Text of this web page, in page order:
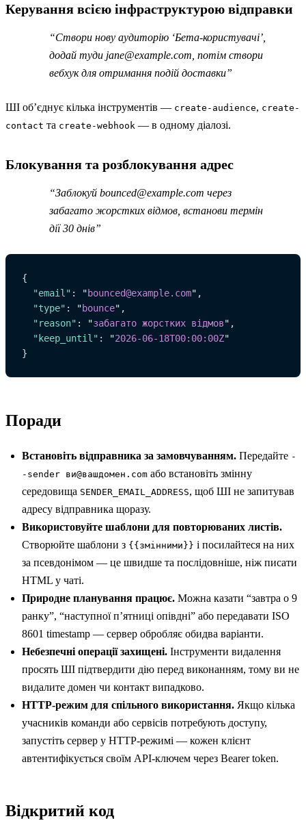
Керування всією інфраструктурою відправки
“Створи нову аудиторію ‘Бета-користувачі’,
додай туди jane@example.com , потім створи
вебхук для отримання подій доставки”
ШІ об’єднує кілька інструментів — create-audience, create-
contact та create-webhook — в одному діалозі.
Блокування та розблокування адрес
“Заблокуй bounced@example.com через
забагато жорстких відмов, встанови термін
дії 30 днів”
{
  "email"
: "bounced@example.com" ,
  "type"
: "bounce" ,
  "reason"
: "забагато жорстких відмов" ,
  "keep_until"
: "2026-06-18T00:00:00Z"
}
Поради
Встановіть відправника за замовчуванням. Передайте -
-sender ви@вашдомен.com або встановіть змінну
середовища SENDER_EMAIL_ADDRESS, щоб ШІ не запитував
адресу відправника щоразу.
Використовуйте шаблони для повторюваних листів.
Створюйте шаблони з {{змінними}} і посилайтеся на них
за псевдонімом — це швидше та послідовніше, ніж писати
HTML у чаті.
Природне планування працює. Можна казати “завтра о 9
ранку”, “наступної п’ятниці опівдні” або передавати ISO
8601 timestamp — сервер обробляє обидва варіанти.
Небезпечні операції захищені. Інструменти видалення
просять ШІ підтвердити дію перед виконанням, тому ви не
видалите домен чи контакт випадково.
HTTP-режим для спільного використання. Якщо кілька
учасників команди або сервісів потребують доступу,
запустіть сервер у HTTP-режимі — кожен клієнт
автентифікується своїм API-ключем через Bearer token.
Відкритий код